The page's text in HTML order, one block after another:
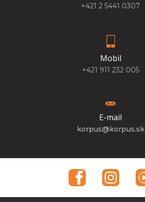
+421 2 5441 0307
Mobil
+421 911 232 005
E-mail
korpus@korpus.sk